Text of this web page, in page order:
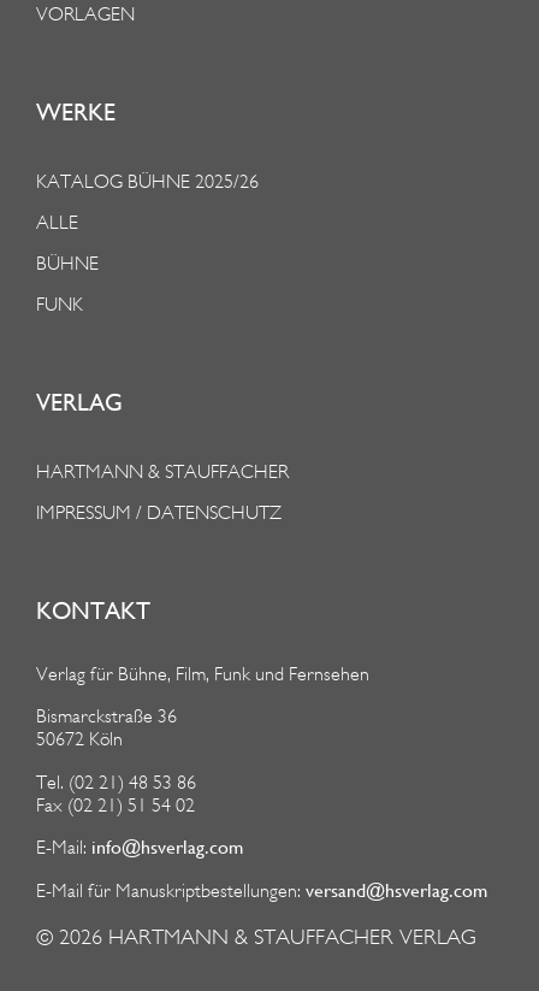
VORLAGEN
WERKE
KATALOG BÜHNE 2025/26
ALLE
BÜHNE
FUNK
VERLAG
HARTMANN & STAUFFACHER
IMPRESSUM / DATENSCHUTZ
KONTAKT
Verlag für Bühne, Film, Funk und Fernsehen
Bismarckstraße 36
50672 Köln
Tel. (02 21) 48 53 86
Fax (02 21) 51 54 02
E-Mail: info@hsverlag.com
E-Mail für Manuskriptbestellungen: versand@hsverlag.com
© 2026 HARTMANN & STAUFFACHER VERLAG